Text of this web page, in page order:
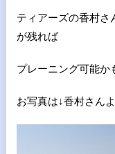
ティアーズの香村さ
が残れば
プレーニング可能か
お写真は↓香村さん